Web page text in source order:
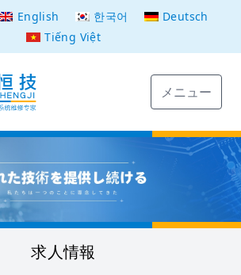
English 한국어
Deutsch
Tiếng Việt
メニュー
求人情報